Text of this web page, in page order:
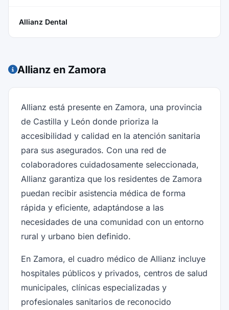
Allianz Dental
Allianz en Zamora
Allianz está presente en Zamora, una provincia
de Castilla y León donde prioriza la
accesibilidad y calidad en la atención sanitaria
para sus asegurados. Con una red de
colaboradores cuidadosamente seleccionada,
Allianz garantiza que los residentes de Zamora
puedan recibir asistencia médica de forma
rápida y eficiente, adaptándose a las
necesidades de una comunidad con un entorno
rural y urbano bien definido.
En Zamora, el cuadro médico de Allianz incluye
hospitales públicos y privados, centros de salud
municipales, clínicas especializadas y
profesionales sanitarios de reconocido